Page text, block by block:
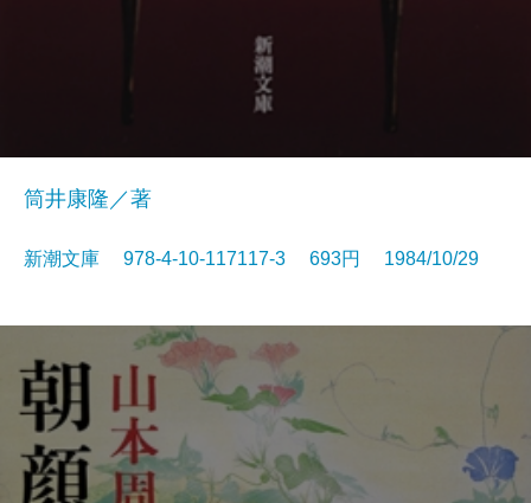
筒井康隆／著
新潮文庫 978-4-10-117117-3 693円 1984/10/29